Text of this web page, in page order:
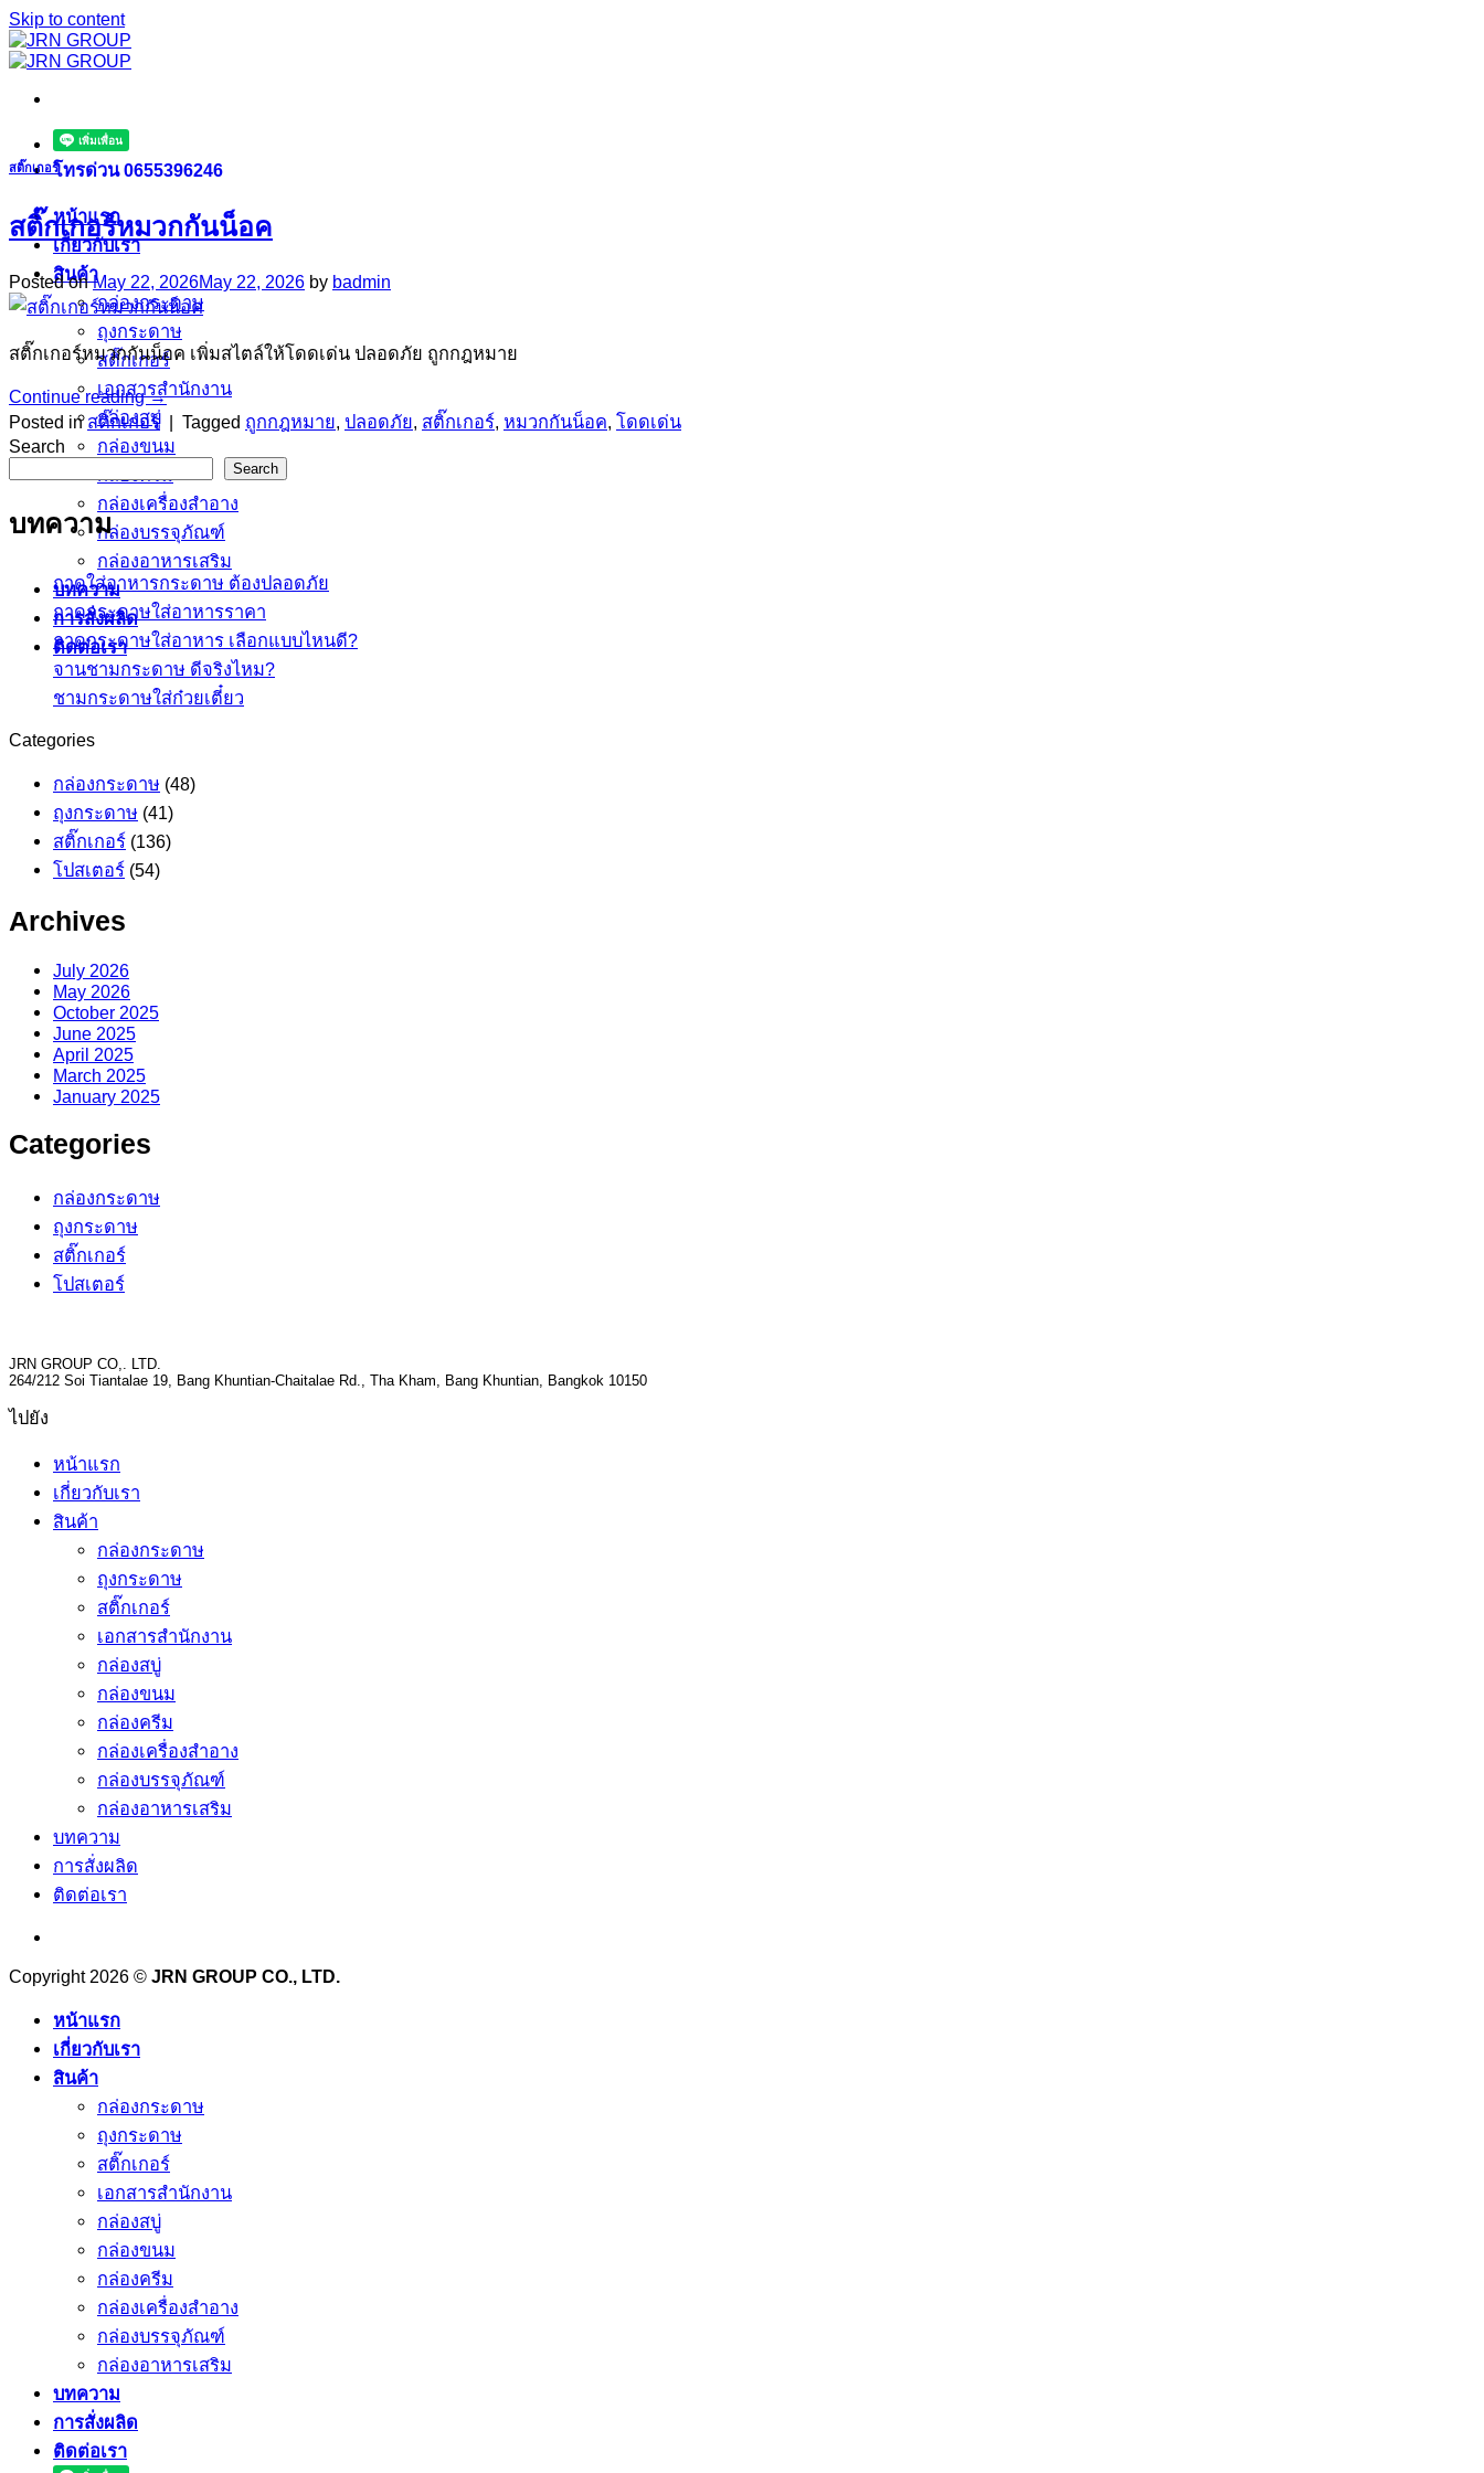
Skip to content
โทรด่วน 0655396246
หน้าแรก
เกี่ยวกับเรา
สินค้า
กล่องกระดาษ
ถุงกระดาษ
สติ๊กเกอร์
เอกสารสำนักงาน
กล่องสบู่
กล่องขนม
กล่องครีม
กล่องเครื่องสำอาง
กล่องบรรจุภัณฑ์
กล่องอาหารเสริม
บทความ
การสั่งผลิด
ติดต่อเรา
สติ๊กเกอร์
สติ๊กเกอร์หมวกกันน็อค
Posted onMay 22, 2026May 22, 2026 by badmin
สติ๊กเกอร์หมวกกันน็อค เพิ่มสไตล์ให้โดดเด่น ปลอดภัย ถูกกฎหมาย
Continue reading→
Posted inสติ๊กเกอร์ | Tagged ถูกกฎหมาย, ปลอดภัย, สติ๊กเกอร์, หมวกกันน็อค, โดดเด่น
Search
Search
บทความ
ถาดใส่อาหารกระดาษ ต้องปลอดภัย
ถาดกระดาษใส่อาหารราคา
ถาดกระดาษใส่อาหาร เลือกแบบไหนดี?
จานชามกระดาษ ดีจริงไหม?
ชามกระดาษใส่ก๋วยเตี๋ยว
Categories
กล่องกระดาษ (48)
ถุงกระดาษ (41)
สติ๊กเกอร์ (136)
โปสเตอร์ (54)
Archives
July 2026
May 2026
October 2025
June 2025
April 2025
March 2025
January 2025
Categories
กล่องกระดาษ
ถุงกระดาษ
สติ๊กเกอร์
โปสเตอร์
JRN GROUP CO,. LTD.
264/212 Soi Tiantalae 19, Bang Khuntian-Chaitalae Rd., Tha Kham, Bang Khuntian, Bangkok 10150
ไปยัง
หน้าแรก
เกี่ยวกับเรา
สินค้า
กล่องกระดาษ
ถุงกระดาษ
สติ๊กเกอร์
เอกสารสำนักงาน
กล่องสบู่
กล่องขนม
กล่องครีม
กล่องเครื่องสำอาง
กล่องบรรจุภัณฑ์
กล่องอาหารเสริม
บทความ
การสั่งผลิด
ติดต่อเรา
Copyright 2026 © JRN GROUP CO., LTD.
หน้าแรก
เกี่ยวกับเรา
สินค้า
กล่องกระดาษ
ถุงกระดาษ
สติ๊กเกอร์
เอกสารสำนักงาน
กล่องสบู่
กล่องขนม
กล่องครีม
กล่องเครื่องสำอาง
กล่องบรรจุภัณฑ์
กล่องอาหารเสริม
บทความ
การสั่งผลิด
ติดต่อเรา